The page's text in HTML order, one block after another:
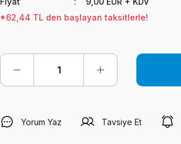
*62,44 TL den başlayan taksitlerle!
Yorum Yaz Tavsiye Et